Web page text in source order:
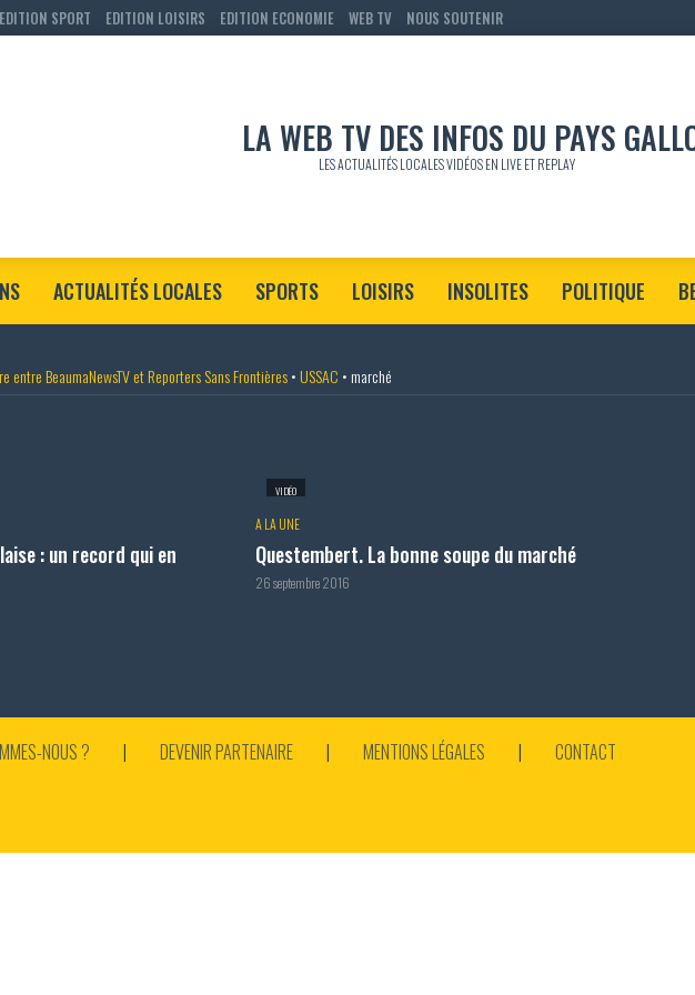
EDITION SPORT EDITION LOISIRS EDITION ECONOMIE WEB TV NOUS SOUTENIR
LES ACTUALITÉS LOCALES VIDÉOS EN LIVE ET REPLAY
ACTUALITÉS LOCALES SPORTS LOISIRS INSOLITES POLITIQUE
entre BeaumaNewsTV et Reporters Sans Frontières• USSAC • marché
: un record qui en
VIDÉO
A LA UNE
Questembert. La bonne soupe du marché
26 septembre 2016
NOUS ? DEVENIR PARTENAIRE MENTIONS LÉGALES CONTACT